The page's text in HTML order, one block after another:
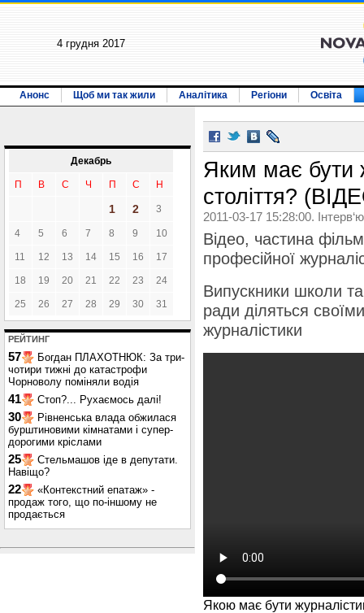
4 грудня 2017
Анонс Щоб ми так жили Аналітика Регіони Освіта
Декабрь
П В С Ч П С Н
1 2 3
4 5 6 7 8 9 10
11 12 13 14 15 16 17
18 19 20 21 22 23 24
25 26 27 28 29 30 31
РЕЙТИНГ
57
Богдан ПЛАХОТНЮК: За три-
чотири тижні до катастрофи
Чорноволу поміняли водія
41 Стоп?... Рухаємось далі!
30
Рівненська влада обжилася
бурштиновими кімнатами і супер-
дорогими кріслами
25
Стельмашов іде в депутати.
Навіщо?
22
«Контекстний епатаж» -
продаж того, що по-іншому не
продається
Яким має бути
століття?
2011-03-17 15:28:00. Інтерв‘ю
Відео, частина
професійної
Випускники школи
ради діляться
журналістики
Якою має бути